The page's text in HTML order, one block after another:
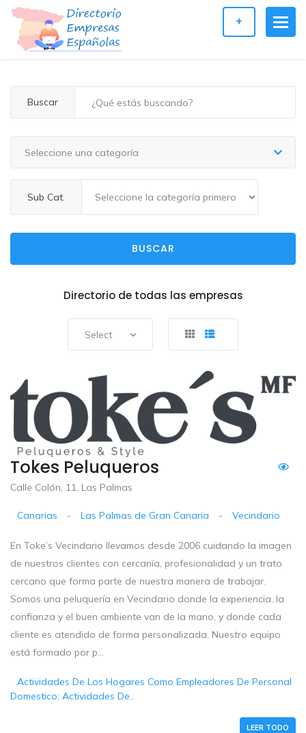
+
Buscar
Seleccione una categoría
Sub Cat.
BUSCAR
Directorio de todas las empresas
Select
Tokes Peluqueros
Calle Colón, 11, Las Palmas
Canarias - Las Palmas de Gran Canaria - Vecindario
En Toke’s Vecindario llevamos desde 2006 cuidando la imagen
de nuestros clientes con cercanía, profesionalidad y un trato
cercano que forma parte de nuestra manera de trabajar.
Somos una peluquería en Vecindario donde la experiencia, la
confianza y el buen ambiente van de la mano, y donde cada
cliente es atendido de forma personalizada. Nuestro equipo
está formado por p...
Actividades De Los Hogares Como Empleadores De Personal
Domestico; Actividades De..
LEER TODO